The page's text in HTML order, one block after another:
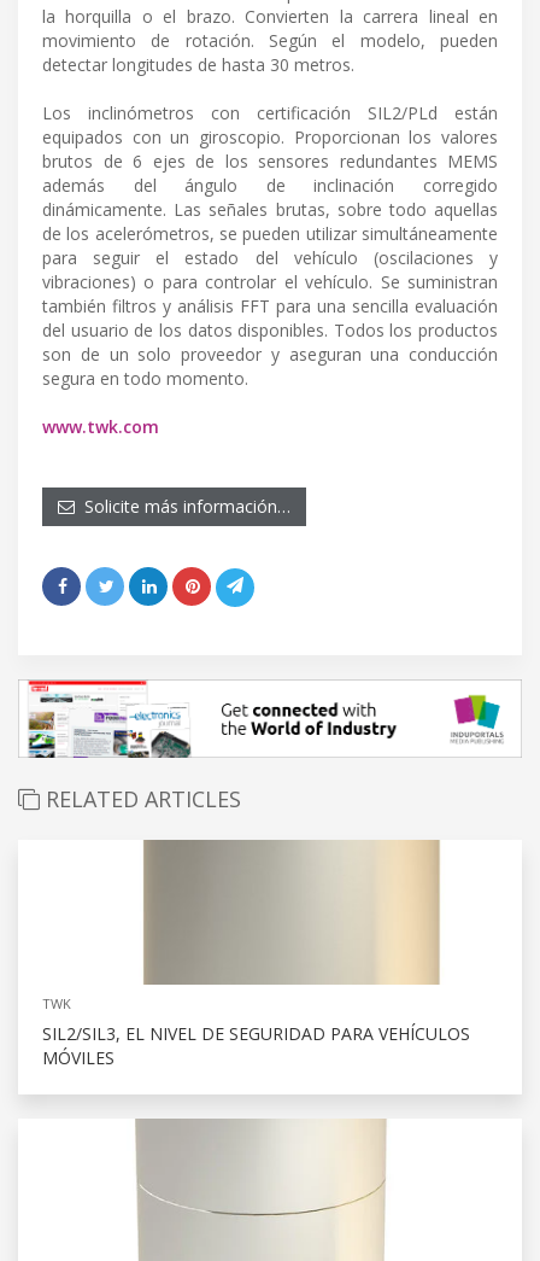
la horquilla o el brazo. Convierten la carrera lineal en
movimiento de rotación. Según el modelo, pueden
detectar longitudes de hasta 30 metros.
Los inclinómetros con certificación SIL2/PLd están
equipados con un giroscopio. Proporcionan los valores
brutos de 6 ejes de los sensores redundantes MEMS
además del ángulo de inclinación corregido
dinámicamente. Las señales brutas, sobre todo aquellas
de los acelerómetros, se pueden utilizar simultáneamente
para seguir el estado del vehículo (oscilaciones y
vibraciones) o para controlar el vehículo. Se suministran
también filtros y análisis FFT para una sencilla evaluación
del usuario de los datos disponibles. Todos los productos
son de un solo proveedor y aseguran una conducción
segura en todo momento.
www.twk.com
Solicite más información…
RELATED ARTICLES
TWK
SIL2/SIL3, EL NIVEL DE SEGURIDAD PARA VEHÍCULOS
MÓVILES